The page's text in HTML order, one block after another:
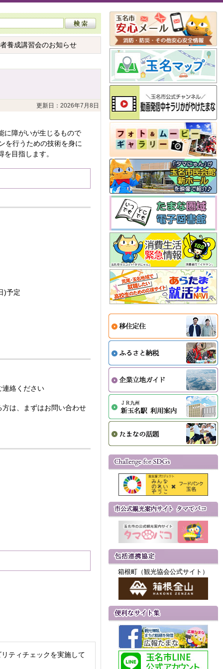
養成講習会のお知らせ
更新日：2026年7月8日
に障がいが生じるもので
を行うための技術を身に
目指します。
)予定
連絡ください
は、まずはお問い合わせ
ティチェックを実施して
箱根町（観光協会公式サイト）